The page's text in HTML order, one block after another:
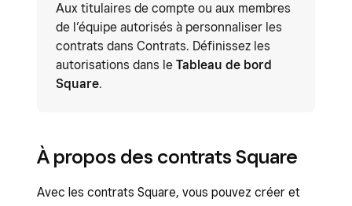
Aux titulaires de compte ou aux membres
de l’équipe autorisés à personnaliser les
contrats dans Contrats. Définissez les
autorisations dans le Tableau de bord
Square.
À propos des contrats Square
Avec les contrats Square, vous pouvez créer et